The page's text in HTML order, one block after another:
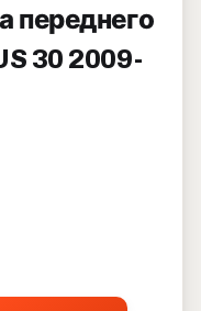
переднего
30 2009-